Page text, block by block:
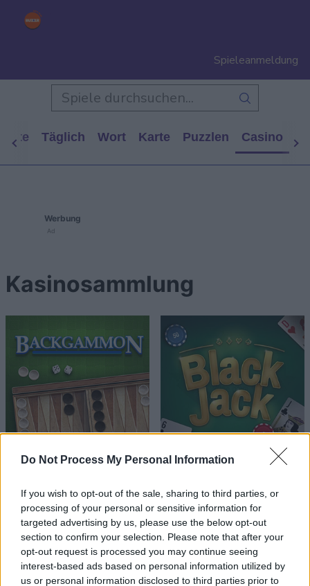
Do Not Process My Personal Information
If you wish to opt-out of the sale, sharing to third parties, or
processing of your personal or sensitive information for
targeted advertising by us, please use the below opt-out
section to confirm your selection. Please note that after your
opt-out request is processed you may continue seeing
interest-based ads based on personal information utilized by
us or personal information disclosed to third parties prior to
Spieleanmeldung
Täglich Wort Karte Puzzlen Casino
Werbung
Ad
Kasinosammlung